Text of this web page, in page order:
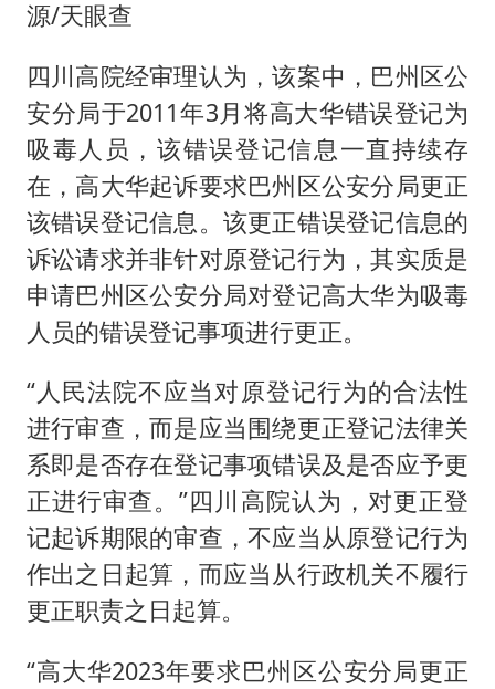
源/天眼查
四川高院经审理认为，该案中，巴州区公
安分局于2011年3月将高大华错误登记为
吸毒人员，该错误登记信息一直持续存
在，高大华起诉要求巴州区公安分局更正
该错误登记信息。该更正错误登记信息的
诉讼请求并非针对原登记行为，其实质是
申请巴州区公安分局对登记高大华为吸毒
人员的错误登记事项进行更正。
“人民法院不应当对原登记行为的合法性
进行审查，而是应当围绕更正登记法律关
系即是否存在登记事项错误及是否应予更
正进行审查。”四川高院认为，对更正登
记起诉期限的审查，不应当从原登记行为
作出之日起算，而应当从行政机关不履行
更正职责之日起算。
“高大华2023年要求巴州区公安分局更正